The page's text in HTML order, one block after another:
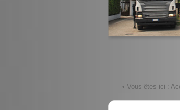
• Vous êtes ici :